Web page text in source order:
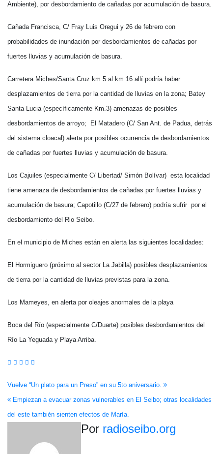
Ambiente), por desbordamiento de cañadas por acumulación de basura.
Cañada Francisca, C/ Fray Luis Oregui y 26 de febrero con
probabilidades de inundación por desbordamientos de cañadas por
fuertes lluvias y acumulación de basura.
Carretera Miches/Santa Cruz km 5 al km 16 allí podría haber
desplazamientos de tierra por la cantidad de lluvias en la zona; Batey
Santa Lucia (específicamente Km.3) amenazas de posibles
desbordamientos de arroyo; El Matadero (C/ San Ant. de Padua, detrás
del sistema cloacal) alerta por posibles ocurrencia de desbordamientos
de cañadas por fuertes lluvias y acumulación de basura.
Los Cajuiles (especialmente C/ Libertad/ Simón Bolívar) esta localidad
tiene amenaza de desbordamientos de cañadas por fuertes lluvias y
acumulación de basura; Capotillo (C/27 de febrero) podría sufrir por el
desbordamiento del Rio Seibo.
En el municipio de Miches están en alerta las siguientes localidades:
El Hormiguero (próximo al sector La Jabilla) posibles desplazamientos
de tierra por la cantidad de lluvias previstas para la zona.
Los Mameyes, en alerta por oleajes anormales de la playa
Boca del Río (especialmente C/Duarte) posibles desbordamientos del
Río La Yeguada y Playa Arriba.
Navegación
de
entradas
Vuelve “Un plato para un Preso” en su 5to aniversario.
Empiezan a evacuar zonas vulnerables en El Seibo; otras localidades
del este también sienten efectos de María.
Por radioseibo.org